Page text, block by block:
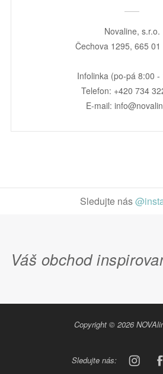
Novaline, s.r.o.
Čechova 1295, 665 01
Infolinka (po-pá 8:00 -
Telefon: +420 734
E-mail:
Sledujte nás
Váš obchod
Copyright © 2026
Sledujte nás: